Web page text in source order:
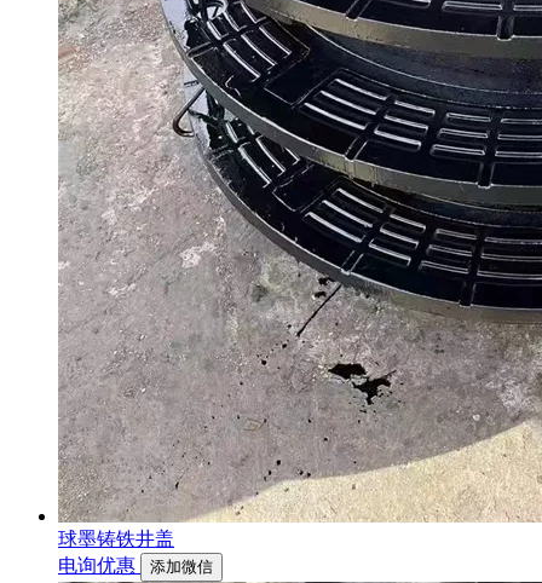
球墨铸铁井盖
电询优惠
添加微信